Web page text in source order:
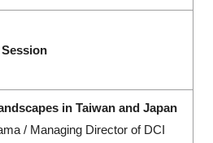
in Taiwan and Japan
/ Managing Director of DCI